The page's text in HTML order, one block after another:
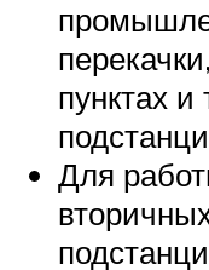
пунктах
Для